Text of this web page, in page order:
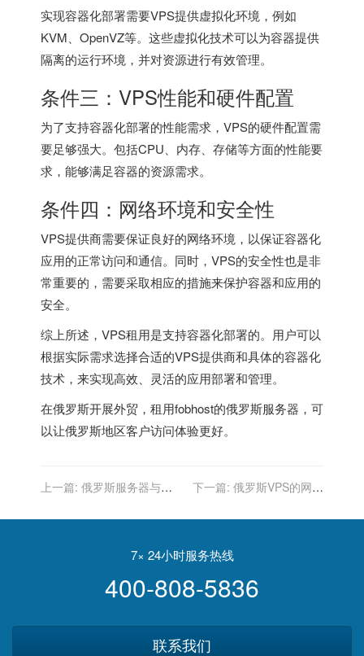
实现容器化部署需要VPS提供虚拟化环境，例如
KVM、OpenVZ等。这些虚拟化技术可以为容器提供
隔离的运行环境，并对资源进行有效管理。
条件三：VPS性能和硬件配置
为了支持容器化部署的性能需求，VPS的硬件配置需
要足够强大。包括CPU、内存、存储等方面的性能要
求，能够满足容器的资源需求。
条件四：网络环境和安全性
VPS提供商需要保证良好的网络环境，以保证容器化
应用的正常访问和通信。同时，VPS的安全性也是非
常重要的，需要采取相应的措施来保护容器和应用的
安全。
综上所述，VPS租用是支持容器化部署的。用户可以
根据实际需求选择合适的VPS提供商和具体的容器化
技术，来实现高效、灵活的应用部署和管理。
在俄罗斯开展外贸，租用fobhost的俄罗斯服务器 ，可
以让俄罗斯地区客户访问体验更好。
上一篇: 俄罗斯服务器与国
下一篇: 俄罗斯VPS的网络
7× 24小时服务热线
400-808-5836
联系我们